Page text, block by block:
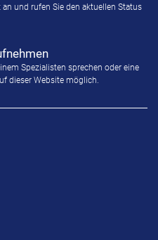
und rufen Sie den aktuellen Status
Spezialisten sprechen oder eine
dieser Website möglich.